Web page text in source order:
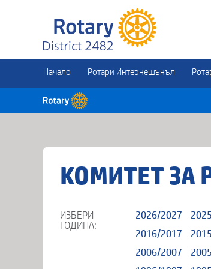
Начало Ротари Интернешънъл
КОМИТЕТ ЗА
ИЗБЕРИ
ГОДИНА:
2026/2027
2016/2017
2006/2007